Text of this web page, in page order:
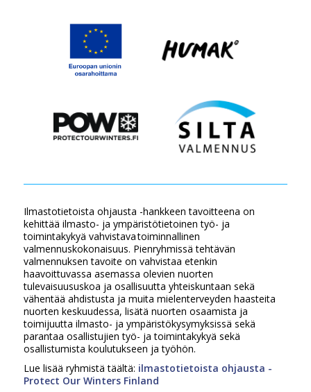
Ilmastotietoista ohjausta -hankkeen tavoitteena on
kehittää ilmasto- ja ympäristötietoinen työ- ja
toimintakykyä vahvistava toiminnallinen
valmennuskokonaisuus. Pienryhmissä tehtävän
valmennuksen tavoite on vahvistaa etenkin
haavoittuvassa asemassa olevien nuorten
tulevaisuususkoa ja osallisuutta yhteiskuntaan sekä
vähentää ahdistusta ja muita mielenterveyden haasteita
nuorten keskuudessa, lisätä nuorten osaamista ja
toimijuutta ilmasto- ja ympäristökysymyksissä sekä
parantaa osallistujien työ- ja toimintakykyä sekä
osallistumista koulutukseen ja työhön.
Lue lisää ryhmistä täältä: ilmastotietoista ohjausta -
Protect Our Winters Finland